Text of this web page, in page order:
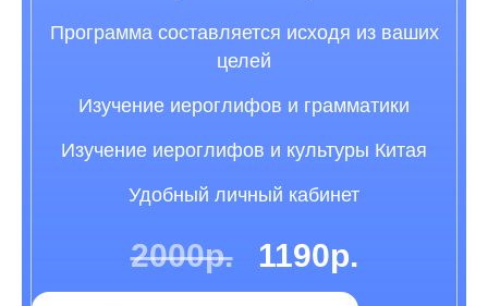
Программа составляется исходя из ваших
целей
Изучение иероглифов и грамматики
Изучение иероглифов и культуры Китая
Удобный личный кабинет
2000р. 1190р.